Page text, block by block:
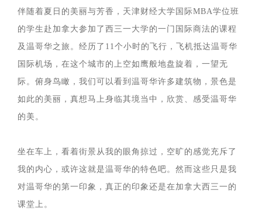
伴随着夏日的美丽与芳香，天津财经大学国际MBA学位班
的学生赴加拿大参加了西三一大学的一门国际商法的课程
及温哥华之旅。经历了11个小时的飞行，飞机抵达温哥华
国际机场，在这个城市的上空如鹰般地盘旋着，一望无
际。俯身鸟瞰，我们可以看到温哥华许多建筑物，景色是
如此的美丽，真想马上身临其境当中，欣赏、感受温哥华
的美。
坐在车上，看着街景从我的眼角掠过，空旷的感觉充斥了
我的内心，或许这就是温哥华的特色吧。然而这些只是我
对温哥华的第一印象，真正的印象还是在加拿大西三一的
课堂上。